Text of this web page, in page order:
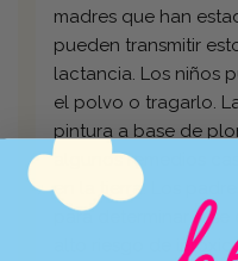
madres que han
pueden transmitir
lactancia. Los niños
el polvo o tragarlo.
pintura a base de
algunos remedios
en la tierra. Los
para determinar si
alto riesgo de